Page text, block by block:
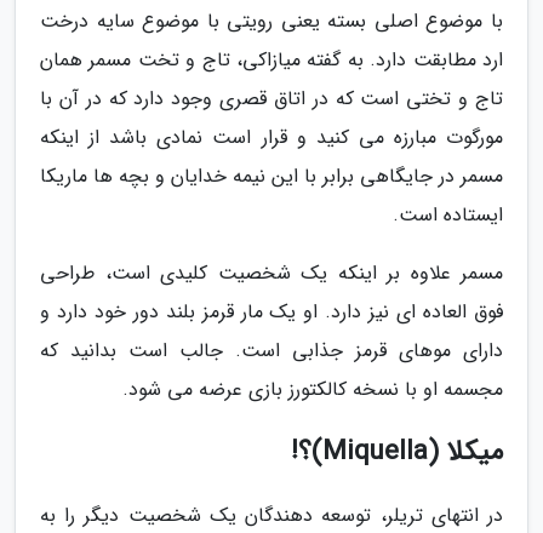
با موضوع اصلی بسته یعنی رویتی با موضوع سایه درخت
ارد مطابقت دارد. به گفته میازاکی، تاج و تخت مسمر همان
تاج و تختی است که در اتاق قصری وجود دارد که در آن با
مورگوت مبارزه می کنید و قرار است نمادی باشد از اینکه
مسمر در جایگاهی برابر با این نیمه خدایان و بچه ها ماریکا
ایستاده است.
مسمر علاوه بر اینکه یک شخصیت کلیدی است، طراحی
فوق العاده ای نیز دارد. او یک مار قرمز بلند دور خود دارد و
دارای موهای قرمز جذابی است. جالب است بدانید که
مجسمه او با نسخه کالکتورز بازی عرضه می شود.
میکلا (Miquella)؟!
در انتهای تریلر، توسعه دهندگان یک شخصیت دیگر را به